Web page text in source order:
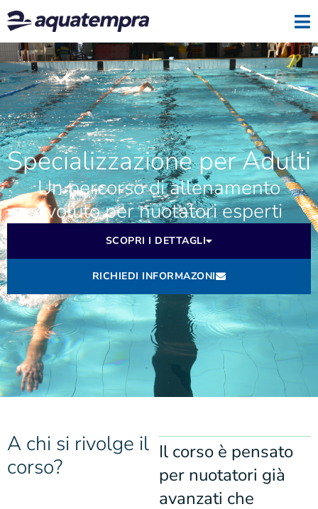
Specializzazione per Adulti
Un percorso di allenamento
evoluto per nuotatori esperti
SCOPRI I DETTAGLI
RICHIEDI INFORMAZONI
A chi si rivolge il
corso?
Il corso è pensato
per nuotatori già
avanzati che